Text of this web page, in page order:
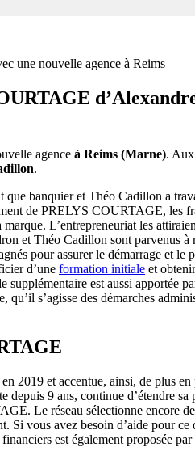
agence à Reims (Marne).
.
banquier et Théo Cadillon a
de PRELYS COURTAGE, les
L’entrepreneuriat les
et Théo Cadillon sont parvenus à
pour assurer le démarrage et le
d’une formation initiale et
est aussi apportée
s’agisse des démarches
2019 et accentue, ainsi, de plus en
9 ans, continue d’étendre sa
Le réseau sélectionne encore
Si vous avez besoin d’aide pour ce
est également proposée par